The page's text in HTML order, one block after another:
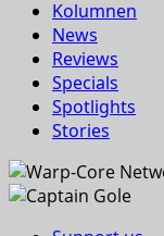
Kolumnen
News
Reviews
Specials
Spotlights
Stories